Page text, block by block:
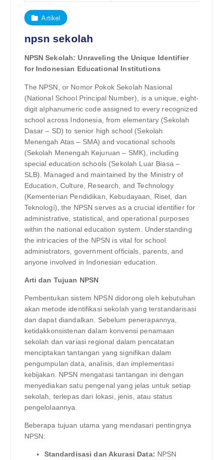
Artikel
npsn sekolah
NPSN Sekolah: Unraveling the Unique Identifier
for Indonesian Educational Institutions
The NPSN, or Nomor Pokok Sekolah Nasional
(National School Principal Number), is a unique, eight-
digit alphanumeric code assigned to every recognized
school across Indonesia, from elementary (Sekolah
Dasar – SD) to senior high school (Sekolah
Menengah Atas – SMA) and vocational schools
(Sekolah Menengah Kejuruan – SMK), including
special education schools (Sekolah Luar Biasa –
SLB). Managed and maintained by the Ministry of
Education, Culture, Research, and Technology
(Kementerian Pendidikan, Kebudayaan, Riset, dan
Teknologi), the NPSN serves as a crucial identifier for
administrative, statistical, and operational purposes
within the national education system. Understanding
the intricacies of the NPSN is vital for school
administrators, government officials, parents, and
anyone involved in Indonesian education.
Arti dan Tujuan NPSN
Pembentukan sistem NPSN didorong oleh kebutuhan
akan metode identifikasi sekolah yang terstandarisasi
dan dapat diandalkan. Sebelum penerapannya,
ketidakkonsistenan dalam konvensi penamaan
sekolah dan variasi regional dalam pencatatan
menciptakan tantangan yang signifikan dalam
pengumpulan data, analisis, dan implementasi
kebijakan. NPSN mengatasi tantangan ini dengan
menyediakan satu pengenal yang jelas untuk setiap
sekolah, terlepas dari lokasi, jenis, atau status
pengelolaannya.
Beberapa tujuan utama yang mendasari pentingnya
NPSN:
Standardisasi dan Akurasi Data: NPSN